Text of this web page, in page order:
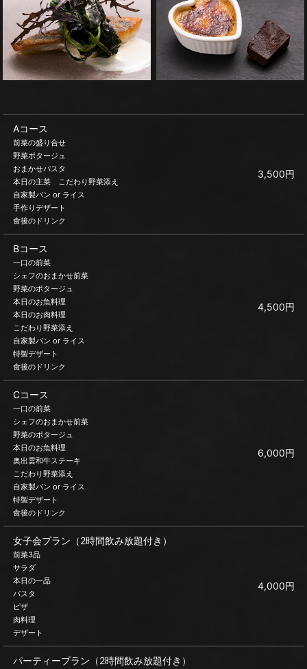
Aコース
前菜の盛り合せ
野菜ポタージュ
おまかせパスタ
本日の主菜 こだわり野菜添え
自家製パン or ライス
手作りデザート
食後のドリンク
3,500円
Bコース
一口の前菜
シェフのおまかせ前菜
野菜のポタージュ
本日のお魚料理
本日のお肉料理
こだわり野菜添え
自家製パン or ライス
特製デザート
食後のドリンク
4,500円
Cコース
一口の前菜
シェフのおまかせ前菜
野菜のポタージュ
本日のお魚料理
奥出雲和牛ステーキ
こだわり野菜添え
自家製パン or ライス
特製デザート
食後のドリンク
6,000円
女子会プラン（2時間飲み放題付き）
前菜3品
サラダ
本日の一品
パスタ
ピザ
肉料理
デザート
4,000円
パーティープラン（2時間飲み放題付き）